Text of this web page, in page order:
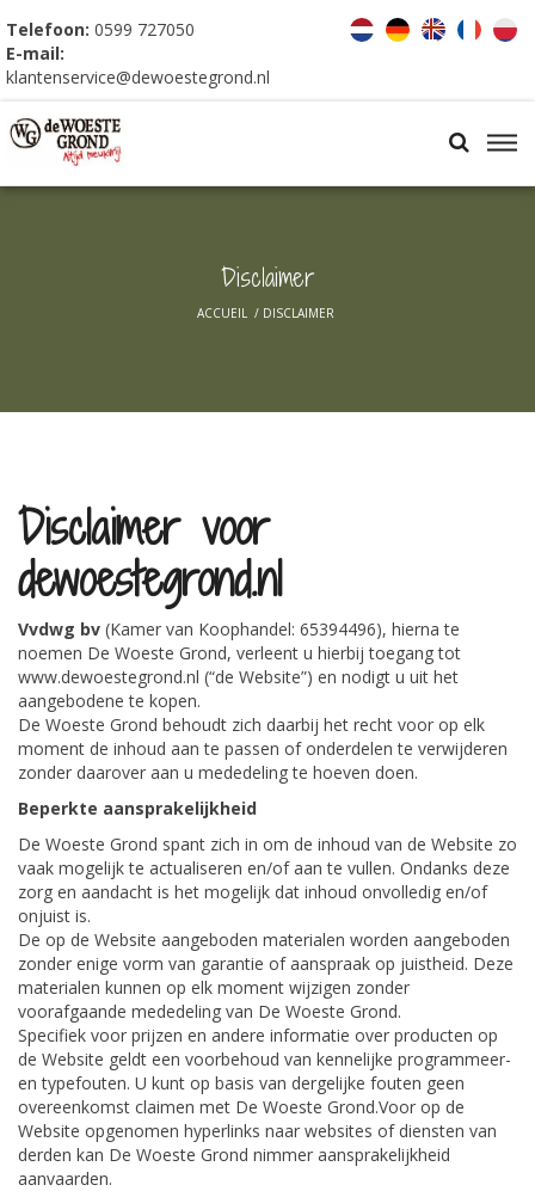
Telefoon: 0599 727050
E-mail:
klantenservice@dewoestegrond.nl
Disclaimer
ACCUEIL / DISCLAIMER
Disclaimer voor
dewoestegrond.nl
Vvdwg bv (Kamer van Koophandel: 65394496), hierna te
noemen De Woeste Grond, verleent u hierbij toegang tot
www.dewoestegrond.nl (“de Website”) en nodigt u uit het
aangebodene te kopen.
De Woeste Grond behoudt zich daarbij het recht voor op elk
moment de inhoud aan te passen of onderdelen te verwijderen
zonder daarover aan u mededeling te hoeven doen.
Beperkte aansprakelijkheid
De Woeste Grond spant zich in om de inhoud van de Website zo
vaak mogelijk te actualiseren en/of aan te vullen. Ondanks deze
zorg en aandacht is het mogelijk dat inhoud onvolledig en/of
onjuist is.
De op de Website aangeboden materialen worden aangeboden
zonder enige vorm van garantie of aanspraak op juistheid. Deze
materialen kunnen op elk moment wijzigen zonder
voorafgaande mededeling van De Woeste Grond.
Specifiek voor prijzen en andere informatie over producten op
de Website geldt een voorbehoud van kennelijke programmeer-
en typefouten. U kunt op basis van dergelijke fouten geen
overeenkomst claimen met De Woeste Grond.Voor op de
Website opgenomen hyperlinks naar websites of diensten van
derden kan De Woeste Grond nimmer aansprakelijkheid
aanvaarden.